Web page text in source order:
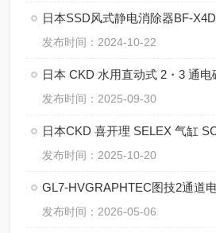
日本SSD风式静电消除器BF-
发布时间：2024-10-22
发布时间：2025-09-30
日本CKD 喜开理 SELEX 气缸
发布时间：2025-10-20
发布时间：2026-05-06